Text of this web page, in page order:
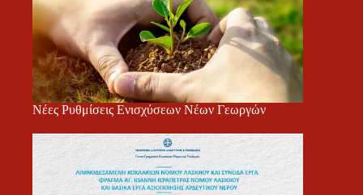
Νέες Ρυθμίσεις Ενισχύσεων Νέων Γεωργών